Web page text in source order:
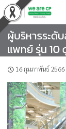
Skip
to
content
ผู้บริหารระดั
แพทย์ รุ่น 10
16 กุมภาพันธ์ 2566